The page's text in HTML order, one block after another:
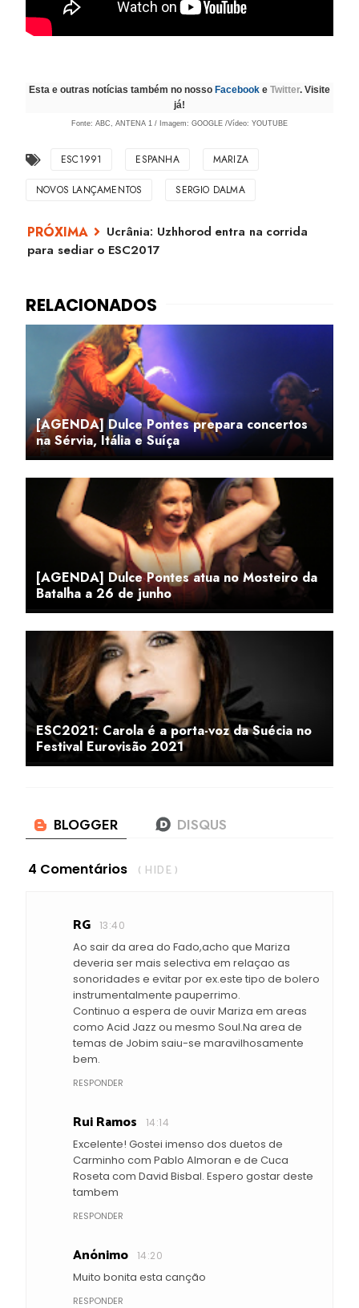
Esta e outras notícias também no nosso Facebook e Twitter. Visite
já!
Fonte: ABC, ANTENA 1 / Imagem: GOOGLE /Vídeo: YOUTUBE
ESC1991 ESPANHA MARIZA
NOVOS LANÇAMENTOS SERGIO DALMA
Ucrânia: Uzhhorod entra na corrida
para sediar o ESC2017
[AGENDA] Dulce Pontes prepara concertos
na Sérvia, Itália e Suíça
[AGENDA] Dulce Pontes atua no Mosteiro da
Batalha a 26 de junho
ESC2021: Carola é a porta-voz da Suécia no
Festival Eurovisão 2021
4 Comentários ( HIDE )
RG 13:40
Ao sair da area do Fado,acho que Mariza
deveria ser mais selectiva em relaçao as
sonoridades e evitar por ex.este tipo de bolero
instrumentalmente pauperrimo.
Continuo a espera de ouvir Mariza em areas
como Acid Jazz ou mesmo Soul.Na area de
temas de Jobim saiu-se maravilhosamente
bem.
RESPONDER
Rui Ramos 14:14
Excelente! Gostei imenso dos duetos de
Carminho com Pablo Almoran e de Cuca
Roseta com David Bisbal. Espero gostar deste
tambem
RESPONDER
Anónimo 14:20
Muito bonita esta canção
RESPONDER